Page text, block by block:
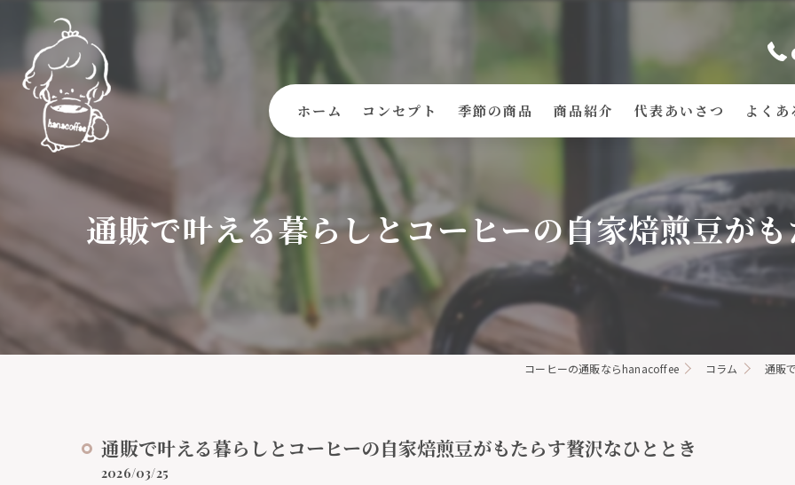
ホーム コンセプト 季節の商品 商品紹介 代表あいさつ よく
通販で叶える暮らしとコーヒーの自家焙煎豆が
コーヒーの通販ならhanacoffee コラム 通販
通販で叶える暮らしとコーヒーの自家焙煎豆がもたらす贅沢なひととき
2026/03/25